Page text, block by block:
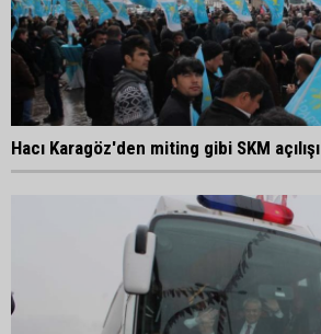
Hacı Karagöz'den miting gibi SKM açılışı